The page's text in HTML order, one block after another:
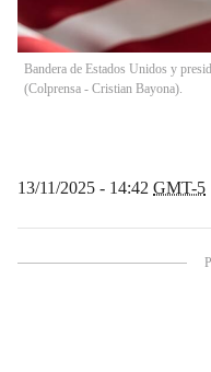
Bandera de Estados Unidos y
(Colprensa - Cristian Bayona).
13/11/2025 - 14:42 GMT-5